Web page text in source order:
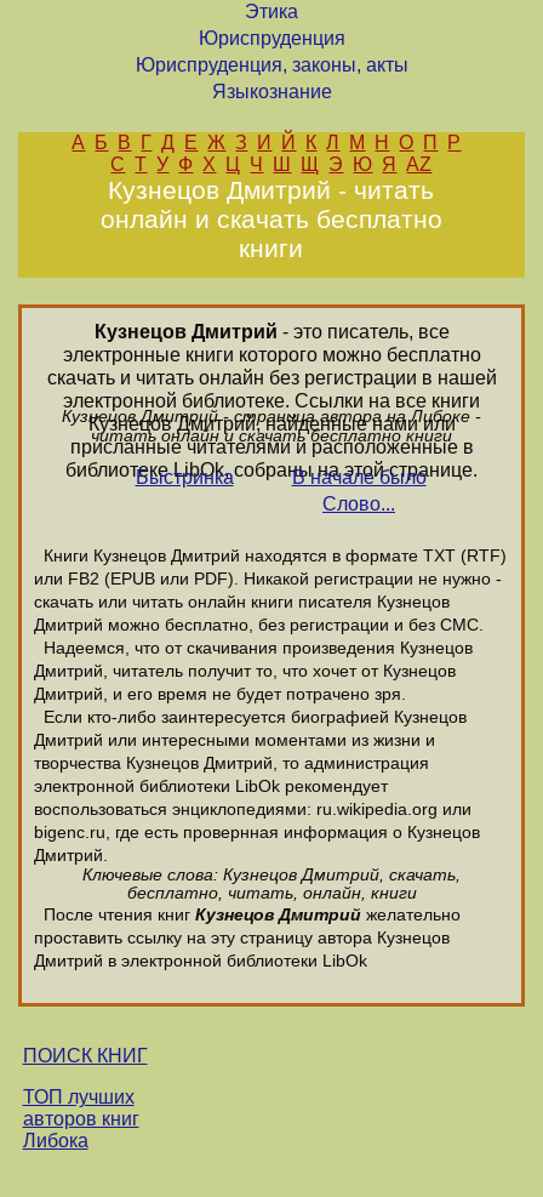
Этика
Юриспруденция
Юриспруденция, законы, акты
Языкознание
А Б В Г Д Е Ж З И Й К Л М Н О П
Р
С Т У Ф Х Ц Ч Ш Щ Э Ю Я AZ
Кузнецов Дмитрий - читать
онлайн и скачать бесплатно
книги
Кузнецов Дмитрий - это писатель, все
электронные книги которого можно бесплатно
скачать и читать онлайн без регистрации в нашей
электронной библиотеке. Ссылки на все книги
Кузнецов Дмитрий, найденные нами или
присланные читателями и расположенные в
библиотеке LibOk, собраны на этой странице.
Кузнецов Дмитрий - страница автора на Либоке -
читать онлайн и скачать бесплатно книги
Быстринка
В начале было
Слово...
Книги Кузнецов Дмитрий находятся в формате ТХТ (RTF)
или FB2 (EPUB или PDF). Никакой регистрации не нужно -
скачать или читать онлайн книги писателя Кузнецов
Дмитрий можно бесплатно, без регистрации и без СМС.
Надеемся, что от скачивания произведения Кузнецов
Дмитрий, читатель получит то, что хочет от Кузнецов
Дмитрий, и его время не будет потрачено зря.
Если кто-либо заинтересуется биографией Кузнецов
Дмитрий или интересными моментами из жизни и
творчества Кузнецов Дмитрий, то администрация
электронной библиотеки LibOk рекомендует
воспользоваться энциклопедиями: ru.wikipedia.org или
bigenc.ru, где есть провернная информация о Кузнецов
Дмитрий.
Ключевые слова: Кузнецов Дмитрий, скачать,
бесплатно, читать, онлайн, книги
После чтения книг Кузнецов Дмитрий желательно
проставить ссылку на эту страницу автора Кузнецов
Дмитрий в электронной библиотеки LibOk
ПОИСК КНИГ
ТОП лучших
авторов книг
Либока